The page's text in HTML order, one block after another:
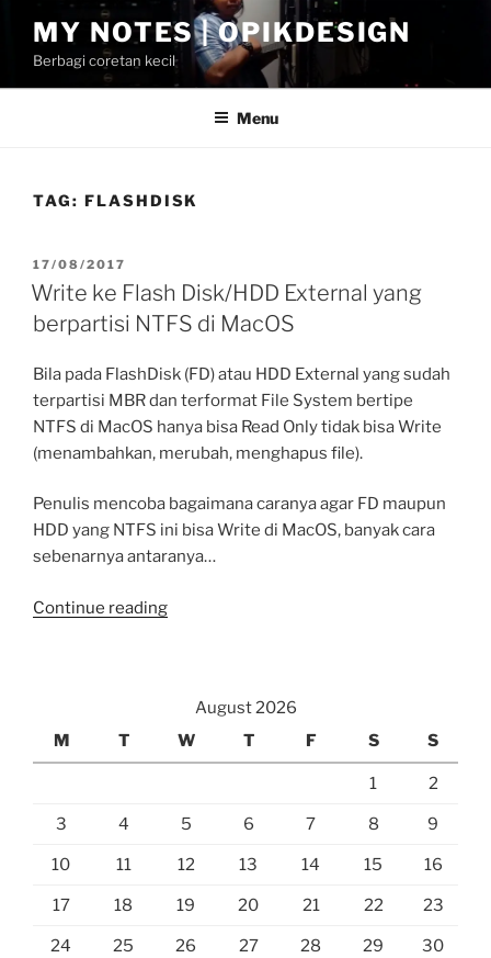
content
MY NOTES | OPIKDESIGN
Berbagi coretan kecil
Menu
TAG: FLASHDISK
POSTED
ON
17/08/2017
Write ke Flash Disk/HDD External yang
berpartisi NTFS di MacOS
Bila pada FlashDisk (FD) atau HDD External yang sudah
terpartisi MBR dan terformat File System bertipe
NTFS di MacOS hanya bisa Read Only tidak bisa Write
(menambahkan, merubah, menghapus file).
Penulis mencoba bagaimana caranya agar FD maupun
HDD yang NTFS ini bisa Write di MacOS, banyak cara
sebenarnya antaranya…
Continue reading“Write
External
yang
berpartisi
August 2026
M
T W T F S S
1 2
3 4 5 6 7 8 9
10 11 12 13 14 15 16
17 18 19 20 21 22 23
24 25 26 27 28 29 30